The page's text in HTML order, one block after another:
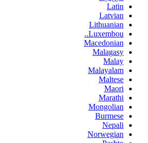
Latin
Latvian
Lithuanian
Luxembou..
Macedonian
Malagasy
Malay
Malayalam
Maltese
Maori
Marathi
Mongolian
Burmese
Nepali
Norwegian